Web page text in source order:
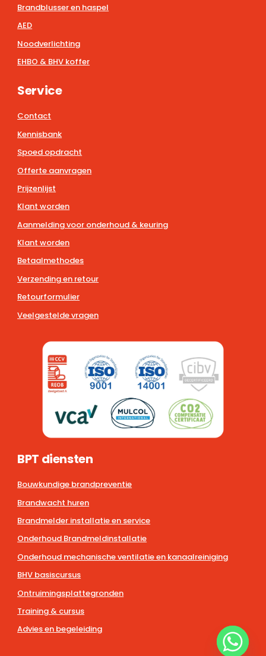
Brandblusser en haspel
AED
Noodverlichting
EHBO & BHV koffer
Service
Contact
Kennisbank
Spoed opdracht
Offerte aanvragen
Prijzenlijst
Klant worden
Aanmelding voor onderhoud & keuring
Klant worden
Betaalmethodes
Verzending en retour
Retourformulier
Veelgestelde vragen
BPT diensten
Bouwkundige brandpreventie
Brandwacht huren
Brandmelder installatie en service
Onderhoud Brandmeldinstallatie
Onderhoud mechanische ventilatie en kanaalreiniging
BHV basiscursus
Ontruimingsplattegronden
Training & cursus
Advies en begeleiding